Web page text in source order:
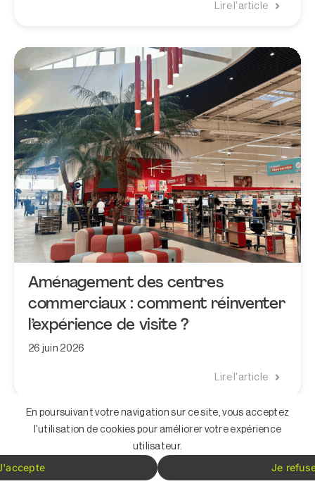
Lire l'article
Aménagement des centres
commerciaux : comment réinventer
l’expérience de visite ?
26 juin 2026
Lire l'article
En poursuivant votre navigation sur ce site, vous acceptez
l'utilisation de cookies pour améliorer votre expérience
utilisateur.
Je